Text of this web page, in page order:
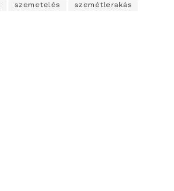
szemetelés szemétlerakás